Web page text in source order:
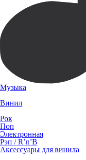
Музыка
Винил
Рок
Поп
Электронная
Рэп / R’n’B
Аксессуары для винила